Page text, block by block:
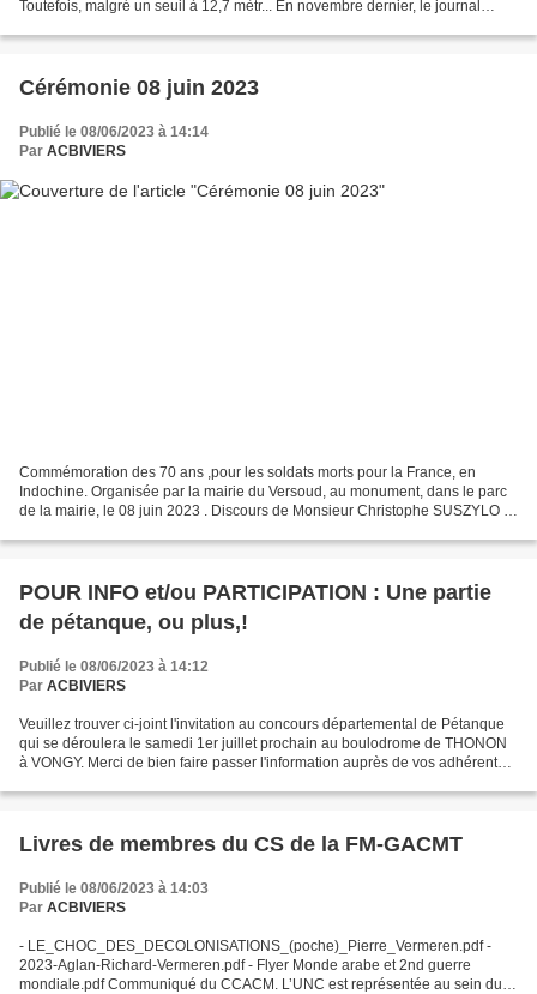
Toutefois, malgré un seuil à 12,7 mètr... En novembre dernier, le journal
Cérémonie 08 juin 2023
Publié le 08/06/2023 à 14:14
Par ACBIVIERS
Commémoration des 70 ans ,pour les soldats morts pour la France, en
Indochine. Organisée par la mairie du Versoud, au monument, dans le parc
de la mairie, le 08 juin 2023 . Discours de Monsieur Christophe SUSZYLO et
POUR INFO et/ou PARTICIPATION : Une partie
de pétanque, ou plus,!
Publié le 08/06/2023 à 14:12
Par ACBIVIERS
Veuillez trouver ci-joint l'invitation au concours départemental de Pétanque
qui se déroulera le samedi 1er juillet prochain au boulodrome de THONON
à VONGY. Merci de bien faire passer l'information auprès de vos adhérents
Livres de membres du CS de la FM-GACMT
Publié le 08/06/2023 à 14:03
Par ACBIVIERS
- LE_CHOC_DES_DECOLONISATIONS_(poche)_Pierre_Vermeren.pdf -
2023-Aglan-Richard-Vermeren.pdf - Flyer Monde arabe et 2nd guerre
mondiale.pdf Communiqué du CCACM. L’UNC est représentée au sein du